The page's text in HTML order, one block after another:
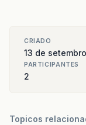
CRIADO
13 de
PARTICIPANTES
2
Topicos